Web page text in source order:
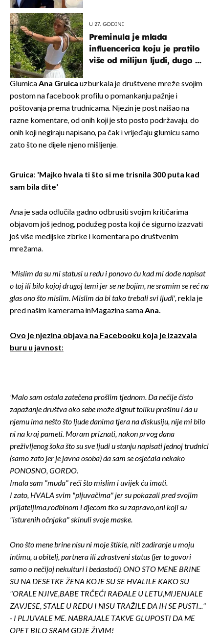
U 27. GODINI
Preminula je mlada
influencerica koju je pratilo
više od milijun ljudi, dugo se
GlumicaAna Gruica uzburkala je društvene mreže svojim
postom na facebook profilu o pomankanju pažnje i
poštovanja prema trudnicama. Njezin je post naišao na
razne komentare, od onih koji je sto posto podržavaju, do
onih koji negiraju napisano, pa čak i vrijeđaju glumicu samo
zato što ne dijele njeno mišljenje.
Gruica: 'Majko hvala ti što si me trisnila 300 puta kad
sam bila dite'
Ana je sada odlučila gadno odbrusiti svojim kritičarima
objavom još jednog, podužeg posta koji će sigurno izazvati
još više medijske zbrke i komentara po društvenim
mrežama.
'Mislim da su mi statusi u redu i ponovo ću kad mi dođe napisat
o toj ili bilo kojoj drugoj temi jer se ne bojim, ne sramim se reć na
glas ono što mislim. Mislim da bi tako trebali svi ljudi',rekla je
pred našim kamerama inMagazina samaAna.
Ovo je njezina objava na Facebooku koja je izazvala
buru u javnost:
'Malo sam ostala zatečena prošlim tjednom. Da nečije čisto
zapažanje društva oko sebe može dignut toliku prašinu i da u
njemu ima nešto što ljude danima tjera na diskusiju, nije mi bilo
ni na kraj pameti. Moram priznati, nakon prvog dana
preživljenog šoka što su sve ljudi u stanju napisati jednoj trudnici
(samo zato jer je javna osoba) da sam se osjećala nekako
PONOSNO, GORDO.
Imala sam "muda" reći što mislim i uvijek ću imati.
I zato, HVALA svim "pljuvačima" jer su pokazali pred svojim
prijateljima,rodbinom i djecom tko su zapravo,oni koji su
"isturenih očnjaka" skinuli svoje maske.
Ono što mene brine nisu ni moje štikle, niti zadiranje u moju
intimu, u obitelj, partnera ili zdrastveni status (jer to govori
samo o nečijoj nekulturi i bedastoći). ONO STO MENE BRINE
SU NA DESETKE ŽENA KOJE SU SE HVALILE KAKO SU
"ORALE NJIVE,BABE TRČEĆI RAĐALE U LETU,MIJENJALE
ZAVJESE, STALE U REDU I NISU TRAŽILE DA IH SE PUSTI..."
- I PLJUVALE ME. NABRAJALE TAKVE GLUPOSTI DA ME
OPET BILO SRAM GDJE ŽIVIM!